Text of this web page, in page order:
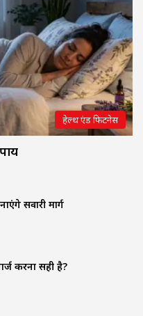
हेल्थ एंड फिटनेस
सवारी मार्ग
करना सही है?